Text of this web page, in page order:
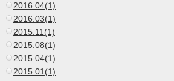
2016.04(1)
2016.03(1)
2015.11(1)
2015.08(1)
2015.04(1)
2015.01(1)